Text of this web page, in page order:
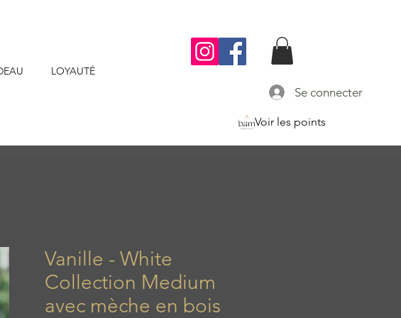
LOYAUTÉ
Se connecter
Voir les points
Vanille - White
Collection Medium
avec mèche en bois